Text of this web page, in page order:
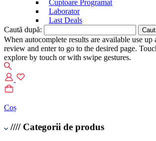
Cuptoare Programat
Laborator
Last Deals
Caută după:
When autocomplete results are available use
review and enter to go to the desired page.
explore by touch or with swipe gestures.
Coș
//// Categorii de produs